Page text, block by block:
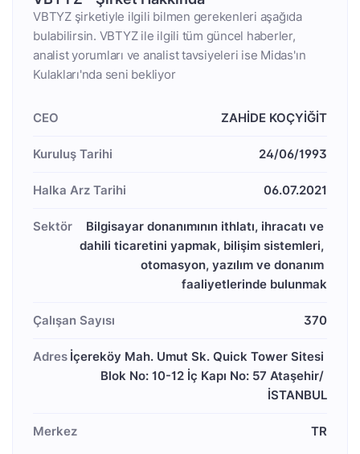
VBTYZ şirketiyle ilgili bilmen gerekenleri aşağıda
bulabilirsin. VBTYZ ile ilgili tüm güncel haberler,
analist yorumları ve analist tavsiyeleri ise Midas'ın
Kulakları'nda seni bekliyor
CEO ZAHİDE KOÇYİĞİT
Kuruluş Tarihi 24/06/1993
Halka Arz Tarihi 06.07.2021
Sektör
Bilgisayar donanımının ithlatı, ihracatı ve
dahili ticaretini yapmak, bilişim sistemleri,
otomasyon, yazılım ve donanım
faaliyetlerinde bulunmak
Çalışan Sayısı 370
Adres İçereköy Mah. Umut Sk. Quick Tower Sitesi
Blok No: 10-12 İç Kapı No: 57 Ataşehir/
Merkez TR